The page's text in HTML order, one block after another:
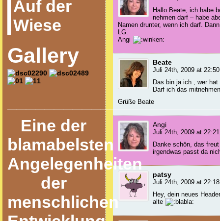
Auf der
Wiese
Gallery
Eine der
blamabelsten
Angelegenheiten
der
menschlichen
Hallo Beate, ich habe
nehmen darf – habe
Namen drunter, wenn ich darf.
LG.
Angi
Beate
Juli 24th, 2009 at 22:50
Das bin ja ich , wer
Darf ich das
Grüße Beate
Angi
Juli 24th, 2009 at 22:21
Danke schön, das
irgendwas passt da
patsy
Juli 24th, 2009 at 22:18
Hey, dein neues
alte